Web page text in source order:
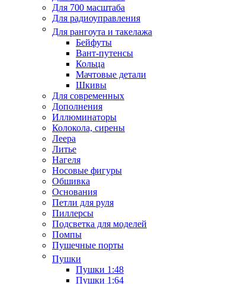
Для 700 масштаба
Для радиоуправления
Для рангоута и такелажа
Бейфуты
Вант-путенсы
Кольца
Мачтовые детали
Шкивы
Для современных
Дополнения
Иллюминаторы
Колокола, сирены
Леера
Литье
Нагеля
Носовые фигуры
Обшивка
Основания
Петли для руля
Пиллерсы
Подсветка для моделей
Помпы
Пушечные порты
Пушки
Пушки 1:48
Пушки 1:64